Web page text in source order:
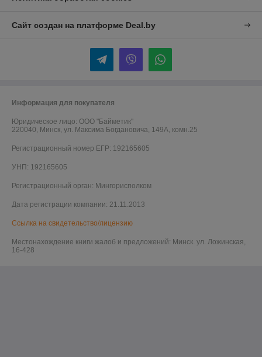
Сайт создан на платформе Deal.by
Информация для покупателя
Юридическое лицо: ООО "Байметик"
220040, Минск, ул. Максима Богдановича, 149А, комн.25
Регистрационный номер ЕГР: 192165605
УНП: 192165605
Регистрационный орган: Мингорисполком
Дата регистрации компании: 21.11.2013
Ссылка на свидетельство/лицензию
Местонахождение книги жалоб и предложений: Минск. ул. Ложинская,
16-428